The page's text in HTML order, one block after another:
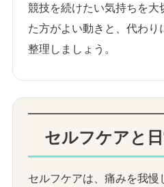
競技を続けたい気持ちを大
た方がよい動きと、代わり
整理しましょう。
セルフケアと
セルフケアは、痛みを我慢